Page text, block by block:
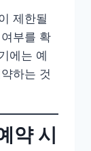
제한될
부를 확
에는 예
하는 것
약 시